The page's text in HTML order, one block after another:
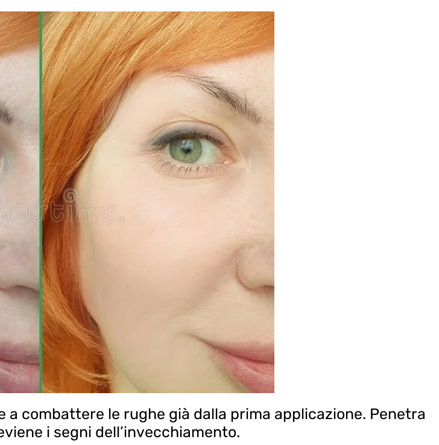
combattere le rughe già dalla prima applicazione. Penetra
i segni dell’invecchiamento.